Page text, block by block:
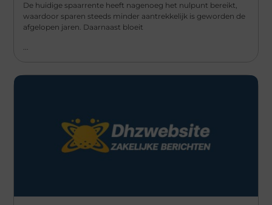
De huidige spaarrente heeft nagenoeg het nulpunt bereikt,
waardoor sparen steeds minder aantrekkelijk is geworden de
afgelopen jaren. Daarnaast bloeit